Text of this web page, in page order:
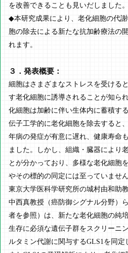
を改善できることも見いだしました。
◆本研究成果により、老化細胞の代
胞の除去による新たな抗加齢療法の
れます。
３．発表概要：
細胞はさまざまなストレスを受ける
す老化細胞に誘導されることが知ら
化細胞は加齢に伴い生体内に蓄積す
伝子工学的に老化細胞を除去すると
年病の発症が有意に遅れ、健康寿命
ました。しかし、組織・臓器により
とが分かっており、多様な老化細胞
やその標的の同定には至っていません
東京大学医科学研究所の城村由和助
中西真教授（癌防御シグナル分野）
者を参照）は、新たな老化細胞の純
生存に必須な遺伝子群をスクリーニ
ルタミン代謝に関与するGLS1を同定